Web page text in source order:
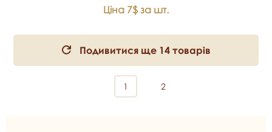
Ціна 7$ за шт.
Подивитися ще 14 товарів
1 2